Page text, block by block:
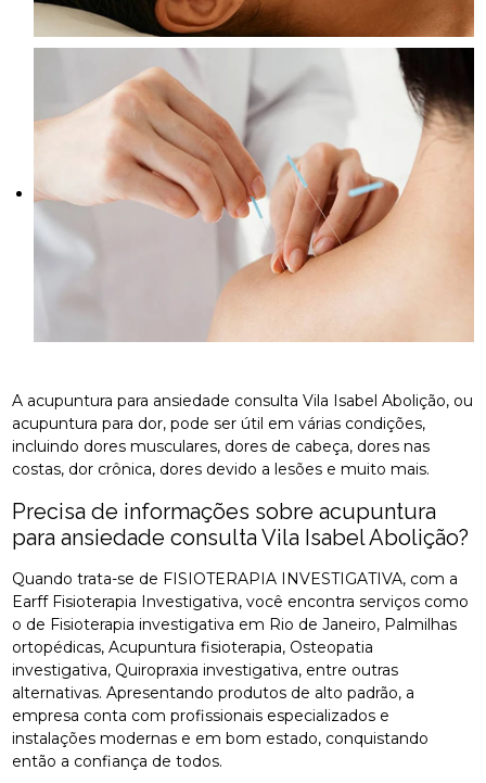
A acupuntura para ansiedade consulta Vila Isabel Abolição, ou
acupuntura para dor, pode ser útil em várias condições,
incluindo dores musculares, dores de cabeça, dores nas
costas, dor crônica, dores devido a lesões e muito mais.
Precisa de informações sobre acupuntura
para ansiedade consulta Vila Isabel Abolição?
Quando trata-se de FISIOTERAPIA INVESTIGATIVA, com a
Earff Fisioterapia Investigativa, você encontra serviços como
o de Fisioterapia investigativa em Rio de Janeiro, Palmilhas
ortopédicas, Acupuntura fisioterapia, Osteopatia
investigativa, Quiropraxia investigativa, entre outras
alternativas. Apresentando produtos de alto padrão, a
empresa conta com profissionais especializados e
instalações modernas e em bom estado, conquistando
então a confiança de todos.